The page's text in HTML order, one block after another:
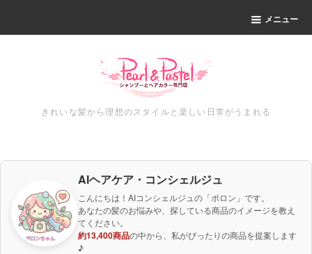
メニュー
きれいな髪から理想のスタイルと楽しい日常がうまれる
AIヘアケア・コンシェルジュ
こんにちは！AIコンシェルジュの「ポロン」です。
あなたの髪のお悩みや、探している商品のイメージを教え
てください。
約13,400商品の中から、私がぴったりの商品を提案します
♪